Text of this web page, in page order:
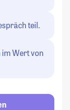
teil.
Wert von